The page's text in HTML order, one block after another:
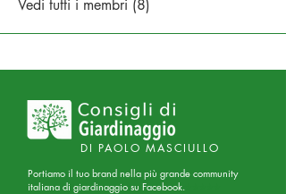
Vedi tutti i membri (8)
DI PAOLO MASCIULLO
Portiamo il tuo brand nella più grande community
italiana di giardinaggio su Facebook.